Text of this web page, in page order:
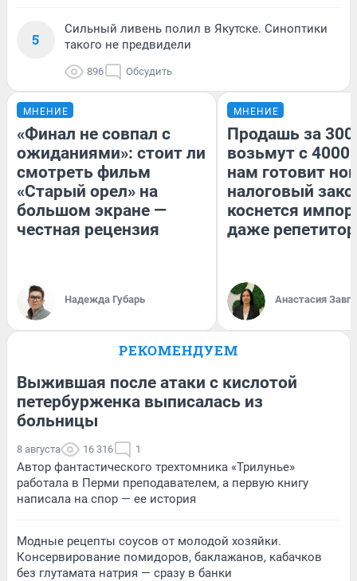
5
Сильный ливень полил в Якутске. Синоптики
такого не предвидели
896 Обсудить
МНЕНИЕ
«Финал не совпал с
ожиданиями»: стоит ли
смотреть фильм
«Старый орел» на
большом экране —
честная рецензия
Надежда Губарь
МНЕНИЕ
Продашь за
возьмут с
нам готовит
налоговый
коснется
даже
Анастасия
РЕКОМЕНДУЕМ
Выжившая после атаки с кислотой
петербурженка выписалась из
больницы
8 августа 16 316 1
Автор фантастического трехтомника «Трилунье»
работала в Перми преподавателем, а первую книгу
написала на спор — ее история
Модные рецепты соусов от молодой хозяйки.
Консервирование помидоров, баклажанов, кабачков
без глутамата натрия — сразу в банки